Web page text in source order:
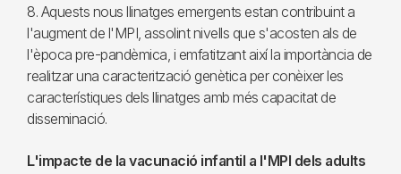
8. Aquests nous llinatges emergents estan contribuint a
l'augment de l'MPI, assolint nivells que s'acosten als de
l'època pre-pandèmica, i emfatitzant així la importància de
realitzar una caracterització genètica per conèixer les
característiques dels llinatges amb més capacitat de
disseminació.
L'impacte de la vacunació infantil a l'MPI dels adults